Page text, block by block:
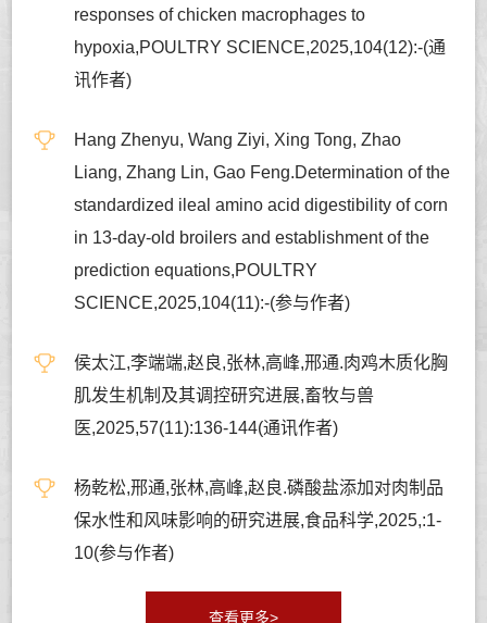
responses of chicken macrophages to
hypoxia,POULTRY SCIENCE,2025,104(12):-(通
讯作者)
Hang Zhenyu, Wang Ziyi, Xing Tong, Zhao
Liang, Zhang Lin, Gao Feng.Determination of the
standardized ileal amino acid digestibility of corn
in 13-day-old broilers and establishment of the
prediction equations,POULTRY
SCIENCE,2025,104(11):-(参与作者)
侯太江,李端端,赵良,张林,高峰,邢通.肉鸡木质化胸
肌发生机制及其调控研究进展,畜牧与兽
医,2025,57(11):136-144(通讯作者)
杨乾松,邢通,张林,高峰,赵良.磷酸盐添加对肉制品
保水性和风味影响的研究进展,食品科学,2025,:1-
10(参与作者)
查看更多>